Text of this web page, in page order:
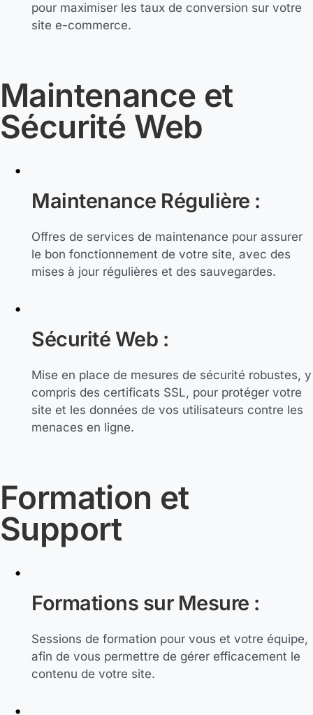
pour maximiser les taux de conversion sur votre
site e-commerce.
Maintenance et
Sécurité Web
Maintenance Régulière :
Offres de services de maintenance pour assurer
le bon fonctionnement de votre site, avec des
mises à jour régulières et des sauvegardes.
Sécurité Web :
Mise en place de mesures de sécurité robustes, y
compris des certificats SSL, pour protéger votre
site et les données de vos utilisateurs contre les
menaces en ligne.
Formation et
Support
Formations sur Mesure :
Sessions de formation pour vous et votre équipe,
afin de vous permettre de gérer efficacement le
contenu de votre site.